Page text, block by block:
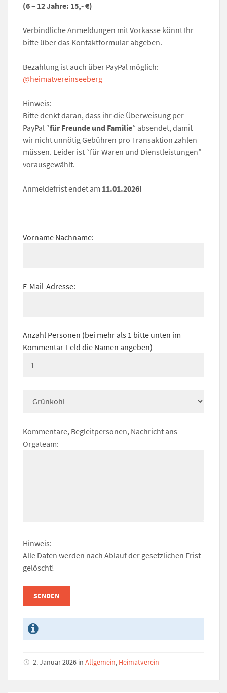
(6 – 12 Jahre: 15,- €)
Verbindliche Anmeldungen mit Vorkasse könnt Ihr
bitte über das Kontaktformular abgeben.
Bezahlung ist auch über PayPal möglich:
@heimatvereinseeberg
Hinweis:
Bitte denkt daran, dass ihr die Überweisung per
PayPal “für Freunde und Familie” absendet, damit
wir nicht unnötig Gebühren pro Transaktion zahlen
müssen. Leider ist “für Waren und Dienstleistungen”
vorausgewählt.
Anmeldefrist endet am 11.01.2026!
Vorname Nachname:
E-Mail-Adresse:
Anzahl Personen (bei mehr als 1 bitte unten im
Kommentar-Feld die Namen angeben)
Kommentare, Begleitpersonen, Nachricht ans
Orgateam:
Hinweis:
Alle Daten werden nach Ablauf der gesetzlichen Frist
gelöscht!
2. Januar 2026 in Allgemein, Heimatverein